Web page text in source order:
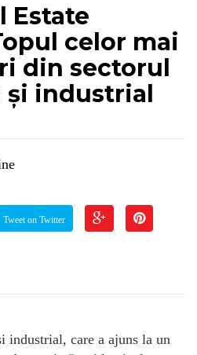
Estate
celor mai
din sectorul
și industrial
Tweet on Twitter
industrial, care a ajuns la un